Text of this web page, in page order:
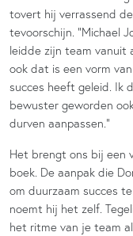
tovert hij verrassend
tevoorschijn. “Michael
leidde zijn team vanuit
ook dat is een vorm
succes heeft geleid. Ik
bewuster geworden
durven aanpassen.”
Het brengt ons bij een
boek. De aanpak die
om duurzaam succes
noemt hij het zelf.
het ritme van je team